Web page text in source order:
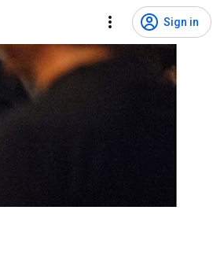
Sign in